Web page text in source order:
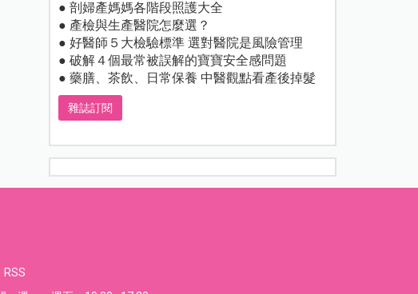
● 剖婦產媽媽各階段照護大全
● 產檢與生產醫院怎麼選？
● 好醫師５大檢驗標準 選對醫院是風險管理
● 破解４個最常被誤解的寶寶安全感問題
● 藥膳、茶飲、日常保養 中醫觀點看產後掉髮
雜誌訂閱
RSS